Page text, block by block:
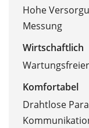
Hohe
Messung
Wirtschaftlich
Komfortabel
Drahtlose